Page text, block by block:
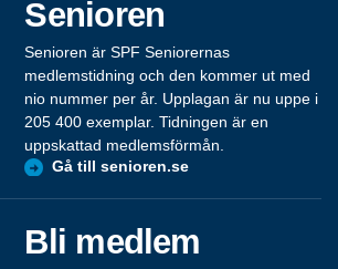
Senioren
Senioren är SPF Seniorernas
medlemstidning och den kommer ut med
nio nummer per år. Upplagan är nu uppe i
205 400 exemplar. Tidningen är en
uppskattad medlemsförmån.
Gå till senioren.se
Bli medlem